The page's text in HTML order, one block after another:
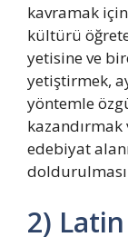
kavramak
kültürü
yetisine ve
yetiştirmek,
yöntemle
edebiyat
2)